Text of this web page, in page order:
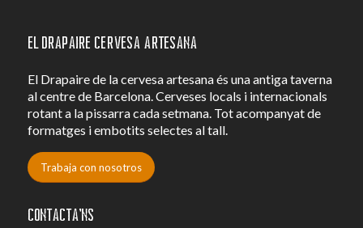
El Drapaire Cervesa Artesana
El Drapaire de la cervesa artesana és una antiga taverna
al centre de Barcelona. Cerveses locals i internacionals
rotant a la pissarra cada setmana. Tot acompanyat de
formatges i embotits selectes al tall.
Trabaja con nosotros
Contacta’ns